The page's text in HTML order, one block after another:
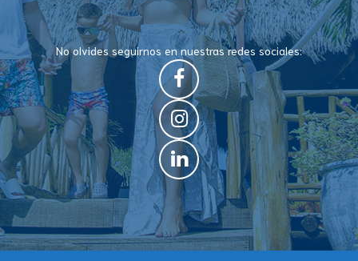
No olvides seguirnos en nuestras redes sociales: